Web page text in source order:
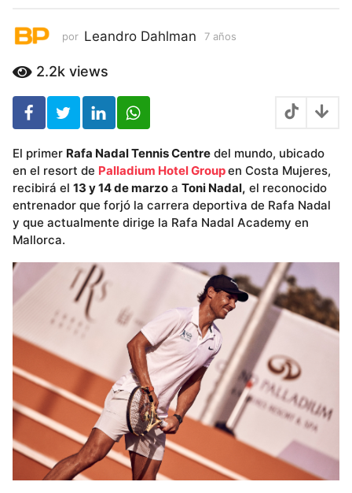
por Leandro Dahlman 7 años
2.2k views
El primer Rafa Nadal Tennis Centre del mundo, ubicado
en el resort de Palladium Hotel Groupen Costa Mujeres,
recibirá el 13 y 14 de marzo a Toni Nadal, el reconocido
entrenador que forjó la carrera deportiva de Rafa Nadal
y que actualmente dirige la Rafa Nadal Academy en
Mallorca.